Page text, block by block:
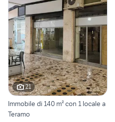
21
Immobile di 140 m² con 1 locale a
Teramo